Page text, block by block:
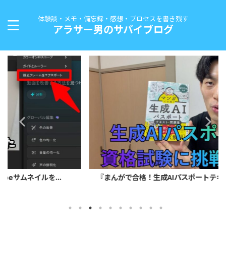
体験談・メモ・備忘録・感想・プロセスを書き残す
アラサー男のサバイブログ
『まんがで合格！生成AIパスポートテキスト&問題集』で...